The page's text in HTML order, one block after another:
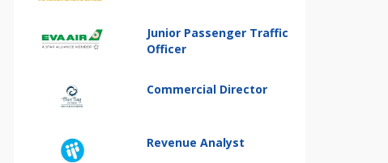
Junior Passenger Traffic
Officer
Commercial Director
Revenue Analyst